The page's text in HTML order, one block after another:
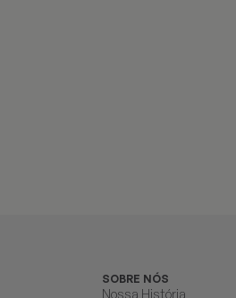
SOBRE NÓS
Nossa História